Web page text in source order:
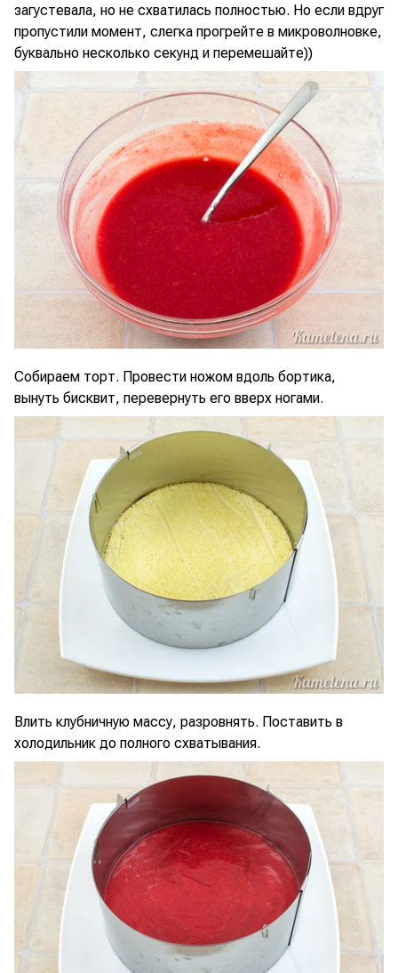
загустевала, но не схватилась полностью. Но если вдруг
пропустили момент, слегка прогрейте в микроволновке,
буквально несколько секунд и перемешайте))
Собираем торт. Провести ножом вдоль бортика,
вынуть бисквит, перевернуть его вверх ногами.
Влить клубничную массу, разровнять. Поставить в
холодильник до полного схватывания.